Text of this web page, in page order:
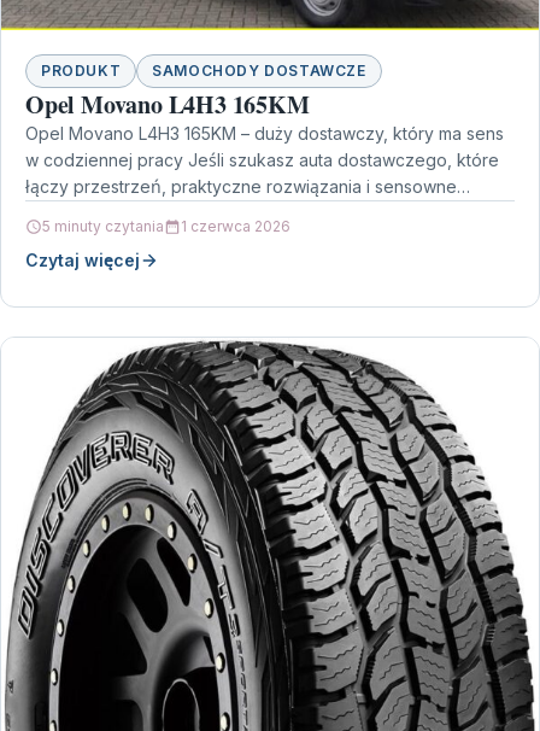
PRODUKT SAMOCHODY DOSTAWCZE
Opel Movano L4H3 165KM
Opel Movano L4H3 165KM – duży dostawczy, który ma sens
w codziennej pracy Jeśli szukasz auta dostawczego, które
łączy przestrzeń, praktyczne rozwiązania i sensowne…
5 minuty czytania 1 czerwca 2026
Czytaj więcej